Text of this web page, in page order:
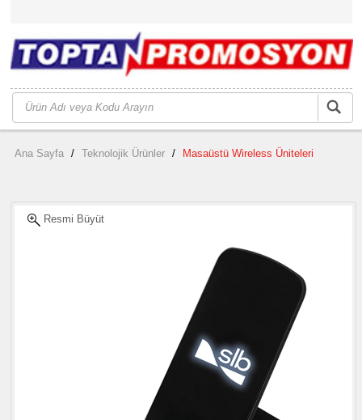
Ana Sayfa / Teknolojik Ürünler / Masaüstü Wireless Üniteleri
Resmi Büyüt